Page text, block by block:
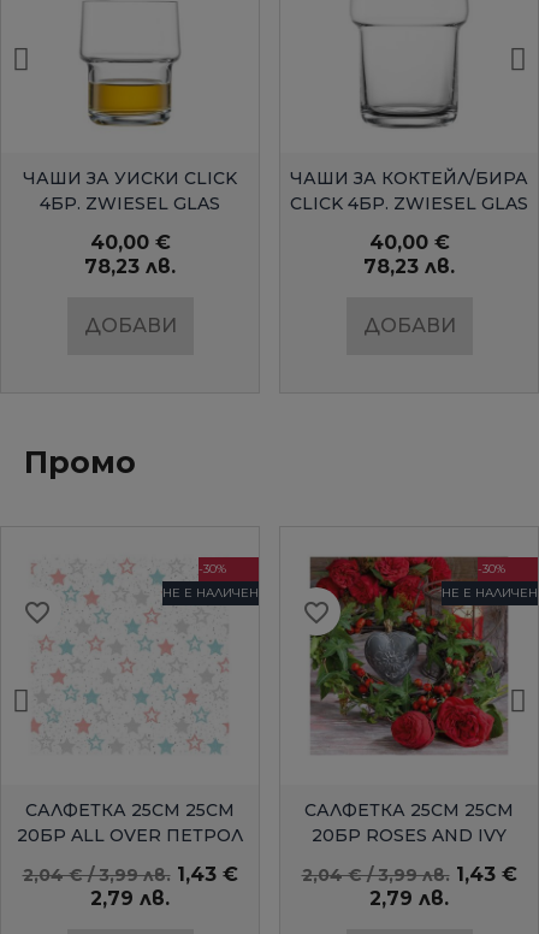
БЪРЗ ПРЕГЛЕД
ЧАШИ ЗА УИСКИ CLICK
4БР. ZWIESEL GLAS
40,00 €
78,23 лв.
ДОБАВИ
БЪРЗ ПРЕГЛЕД
ЧАШИ ЗА КОКТЕЙЛ/БИРА
CLICK 4БР. ZWIESEL GLAS
40,00 €
78,23 лв.
ДОБАВИ
Промо
БЪРЗ ПРЕГЛЕД
-30%
НЕ Е НАЛИЧЕН
САЛФЕТКА 25СМ 25СМ
20БР ALL OVER ПЕТРОЛ
2,04 € / 3,99 лв. 1,43 €
2,79 лв.
favorite_border
БЪРЗ ПРЕГЛЕД
-30%
НЕ Е НАЛИЧЕН
САЛФЕТКА 25СМ 25СМ
20БР ROSES AND IVY
AMBIENTE
2,04 € / 3,99 лв. 1,43 €
2,79 лв.
favorite_border